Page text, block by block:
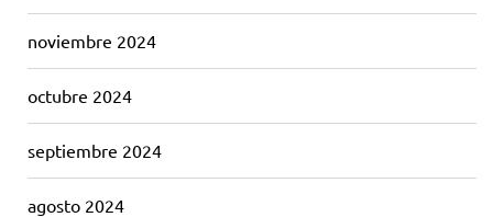
noviembre 2024
octubre 2024
septiembre 2024
agosto 2024